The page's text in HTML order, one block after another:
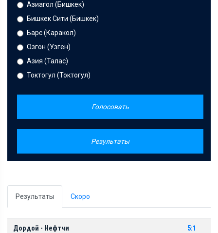
Азиагол (Бишкек)
Бишкек Сити (Бишкек)
Барс (Каракол)
Озгон (Узген)
Азия (Талас)
Токтогул (Токтогул)
Голосовать
Результаты
Результаты Скоро
Дордой - Нефтчи 5:1